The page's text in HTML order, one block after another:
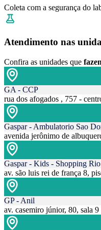
Coleta com a segurança do
Atendimento nas
Confira as unidades que
GA - CCP
rua dos afogados , 757 -
Gaspar - Ambulatorio Sao
avenida jerônimo de
Gaspar - Kids - Shopping
av. são luis rei de frança 8,
GP - Anil
av. casemiro júnior, 80, sala